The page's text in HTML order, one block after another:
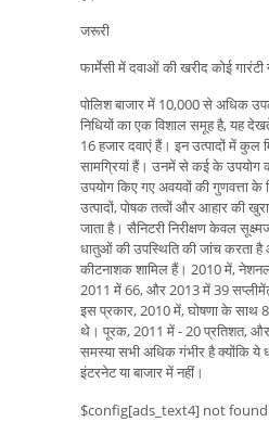
जरूरी
फार्मेसी में दवाओं की खरीद कोई गारंटी
पोलिश बाजार में 10,000 से अधिक
निधियों का एक विशाल समूह है, यह
16 हजार दवाएं हैं। इन उत्पादों में
सामग्रियां हैं। उनमें से कई के उपयोग
उपयोग किए गए अवयवों की गुणवत्ता
उत्पादों, पोषक तत्वों और आहार की
जाता है। सैनिटरी निरीक्षण केवल
धातुओं की उपस्थिति की जांच करता
कीटनाशक शामिल हैं। 2010 में,
2011 में 66, और 2013 में 39
इस प्रकार, 2010 में, घोषणा के साथ
थे। पूरक, 2011 में - 20 प्रतिशत,
समस्या सभी अधिक गंभीर है क्योंकि ये
इंटरनेट या बाजार में नहीं।
$config[ads_text4] not found